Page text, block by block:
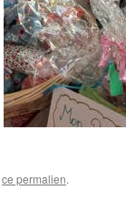
ce permalien.